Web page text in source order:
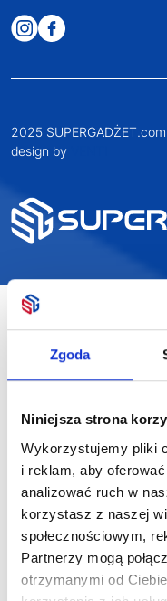
Zgoda
Niniejsza strona
Wykorzystujemy pliki
i reklam, aby
analizować ruch w
korzystasz z naszej
społecznościowym,
Partnerzy mogą
otrzymanymi od
2025
design by